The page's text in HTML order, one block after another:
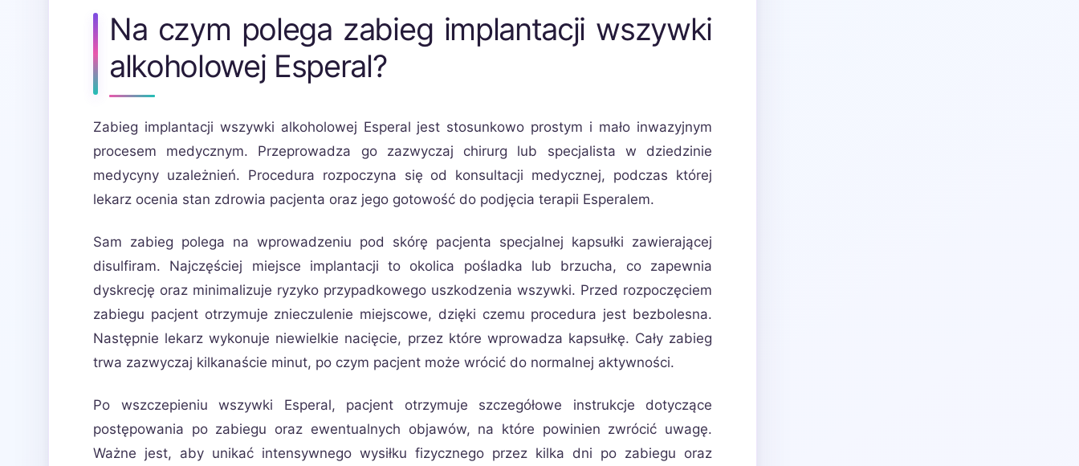
Na czym polega zabieg implantacji wszywki
alkoholowej Esperal?
Zabieg implantacji wszywki alkoholowej Esperal jest stosunkowo prostym i mało inwazyjnym
procesem medycznym. Przeprowadza go zazwyczaj chirurg lub specjalista w dziedzinie
medycyny uzależnień. Procedura rozpoczyna się od konsultacji medycznej, podczas której
lekarz ocenia stan zdrowia pacjenta oraz jego gotowość do podjęcia terapii Esperalem.
Sam zabieg polega na wprowadzeniu pod skórę pacjenta specjalnej kapsułki zawierającej
disulfiram. Najczęściej miejsce implantacji to okolica pośladka lub brzucha, co zapewnia
dyskrecję oraz minimalizuje ryzyko przypadkowego uszkodzenia wszywki. Przed rozpoczęciem
zabiegu pacjent otrzymuje znieczulenie miejscowe, dzięki czemu procedura jest bezbolesna.
Następnie lekarz wykonuje niewielkie nacięcie, przez które wprowadza kapsułkę. Cały zabieg
trwa zazwyczaj kilkanaście minut, po czym pacjent może wrócić do normalnej aktywności.
Po wszczepieniu wszywki Esperal, pacjent otrzymuje szczegółowe instrukcje dotyczące
postępowania po zabiegu oraz ewentualnych objawów, na które powinien zwrócić uwagę.
Ważne jest, aby unikać intensywnego wysiłku fizycznego przez kilka dni po zabiegu oraz